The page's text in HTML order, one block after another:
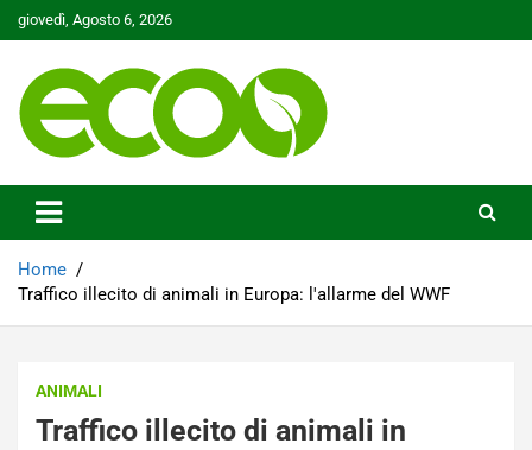
Skip
to
giovedì, Agosto 6, 2026
Ecoo.it
Home
Traffico illecito di animali in Europa: l'allarme del WWF
ANIMALI
Traffico illecito di animali in